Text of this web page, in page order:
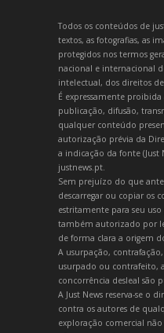
Todos os conteúdos de
textos, as fotografias, as
protegidos nos termos
nacional e internacional
intelectual, dos direitos
É expressamente
publicação, difusão,
qualquer conteúdo
autorização prévia da
a indicação da fonte (Just
justnews.pt.
Sem prejuízo do que
descarregar ou copiar os
estritamente para seu
também autorizado por
de forma clara a origem
A usurpação,
usurpado ou contrafeito,
concorrência desleal são
A Just News reserva-se o
contra os autores de
exploração comercial